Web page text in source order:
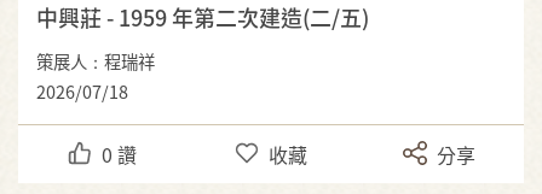
中興莊 - 1959 年第二次建造(二/五)
策展人：程瑞祥
2026/07/18
0 讚 收藏 分享